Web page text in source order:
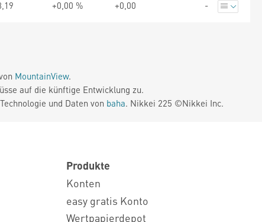
+0,00 % +0,00 -
MountainView.
auf die künftige Entwicklung zu.
und Daten von baha. Nikkei 225 ©Nikkei Inc.
Produkte
Konten
easy gratis Konto
Wertpapierdepot